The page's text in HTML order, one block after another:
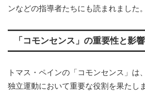
ンなどの指導者たちにも読まれました。
「コモンセンス」の重要性と影響
トマス・ペインの「コモンセンス」は
独立運動において重要な役割を果たし